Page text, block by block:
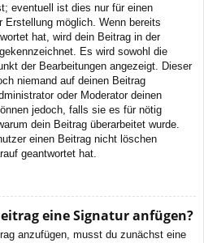
eventuell ist dies nur für einen
Erstellung möglich. Wenn bereits
hat, wird dein Beitrag in der
Es wird sowohl die
der Bearbeitungen angezeigt. Dieser
niemand auf deinen Beitrag
oder Moderator deinen
jedoch, falls sie es für nötig
dein Beitrag überarbeitet wurde.
einen Beitrag nicht löschen
geantwortet hat.
eine Signatur anfügen?
anzufügen, musst du zunächst eine